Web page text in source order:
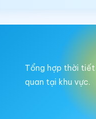
Tổng hợp thời
quan tại khu vực.